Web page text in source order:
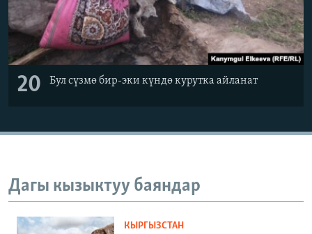
20 Бул сүзмө бир-эки күндө курутка айланат
Дагы кызыктуу баяндар
КЫРГЫЗСТАН